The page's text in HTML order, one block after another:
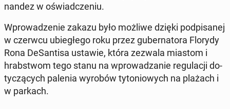
nan­dez w oświad­cze­niu.
Wpro­wa­dze­nie zakazu było możliwe dzięki pod­pi­sa­nej
w czerwcu ubie­głe­go roku przez gu­ber­na­to­ra Florydy
Rona De­San­ti­sa ustawie, która zezwala miastom i
hrab­stwom tego stanu na wpro­wa­dza­nie re­gu­la­cji do­
ty­czą­cych palenia wyrobów ty­to­nio­wych na plażach i
w parkach.